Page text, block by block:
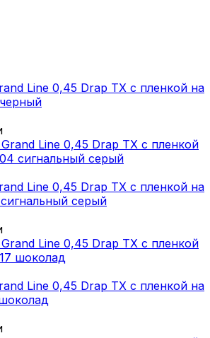
Line 0,45 Drap ТХ с пленкой на
Line 0,45 Drap ТХ с пленкой на
серый
Line 0,45 Drap ТХ с пленкой на